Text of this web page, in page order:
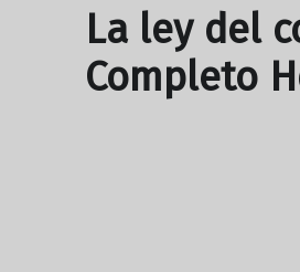
La ley del
Completo